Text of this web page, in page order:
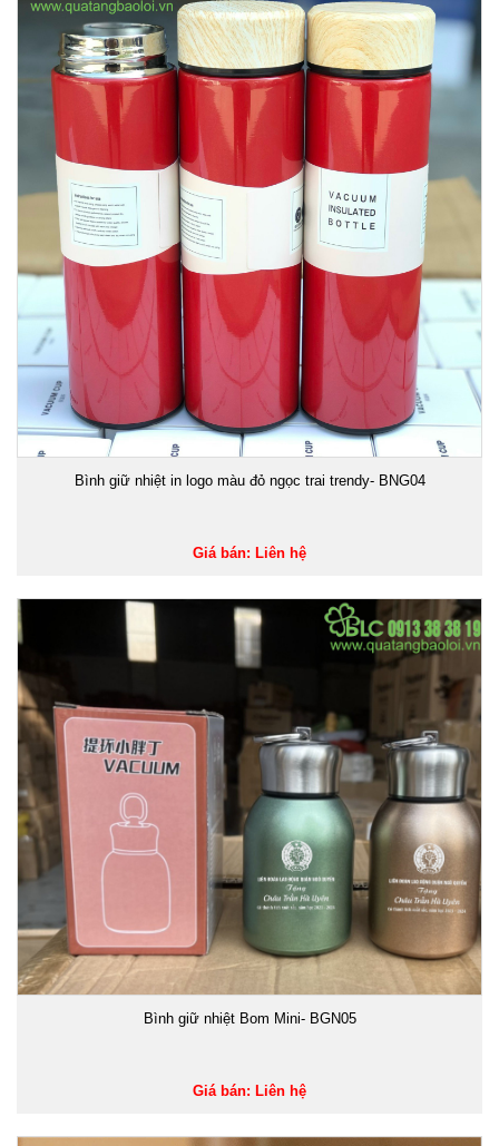
Bình giữ nhiệt in logo màu đỏ ngọc trai trendy- BNG04
Giá bán: Liên hệ
Bình giữ nhiệt Bom Mini- BGN05
Giá bán: Liên hệ